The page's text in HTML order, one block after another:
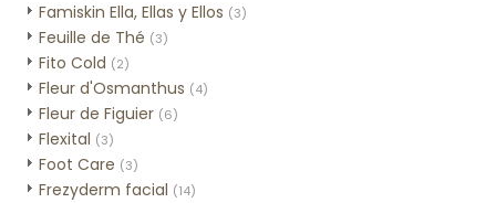
Famiskin Ella, Ellas y Ellos (3)
Feuille de Thé (3)
Fito Cold (2)
Fleur d'Osmanthus (4)
Fleur de Figuier (6)
Flexital (3)
Foot Care (3)
Frezyderm facial (14)